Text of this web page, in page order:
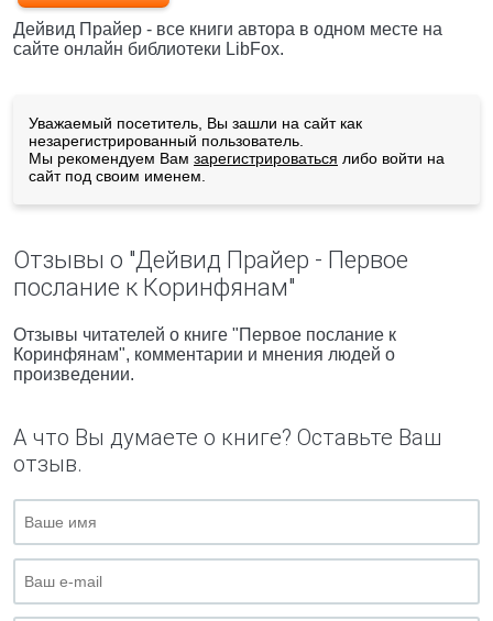
Дейвид Прайер - все книги автора в одном месте на
сайте онлайн библиотеки LibFox.
Уважаемый посетитель, Вы зашли на сайт как
незарегистрированный пользователь.
Мы рекомендуем Вам зарегистрироваться либо войти на
сайт под своим именем.
Отзывы о "Дейвид Прайер - Первое
послание к Коринфянам"
Отзывы читателей о книге "Первое послание к
Коринфянам", комментарии и мнения людей о
произведении.
А что Вы думаете о книге? Оставьте Ваш
отзыв.